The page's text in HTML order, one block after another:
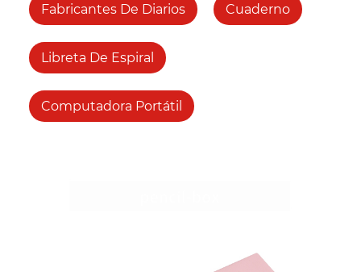
Fabricantes De Diarios Cuaderno
Libreta De Espiral
Computadora Portátil